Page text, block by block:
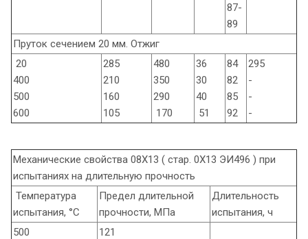
87-
89
Пруток сечением 20 мм. Отжиг
20
400
500
600
285
210
160
105
480
350
290
170
36
30
40
51
84
82
85
92
295
-
-
-
Механические свойства 08Х13 ( стар. 0Х13 ЭИ496 ) при
испытаниях на длительную прочность
Температура
испытания, °С
Предел длительной
прочности, МПа
Длительность
испытания, ч
500
121